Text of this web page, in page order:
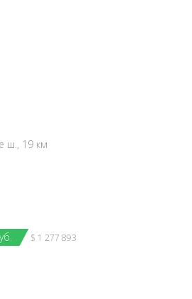
ш., 19 км
$ 1 277 893